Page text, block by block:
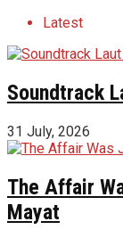
Latest
Soundtrack
31 July, 2026
The Affair
Mayat